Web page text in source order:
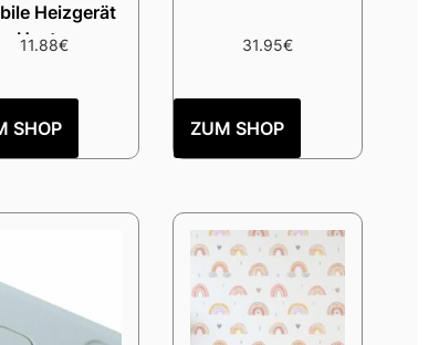
Heizgerät
Heater
11.88€
SHOP
31.95€
ZUM SHOP